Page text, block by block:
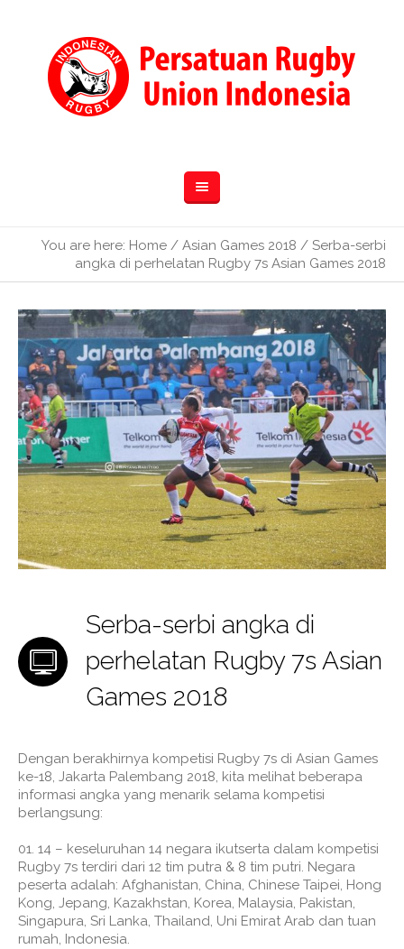
You are here: Home / Asian Games 2018 / Serba-serbi
angka di perhelatan Rugby 7s Asian Games 2018
Serba-serbi angka di
perhelatan Rugby 7s Asian
Games 2018
Dengan berakhirnya kompetisi Rugby 7s di Asian Games
ke-18, Jakarta Palembang 2018, kita melihat beberapa
informasi angka yang menarik selama kompetisi
berlangsung:
14 – keseluruhan 14 negara ikutserta dalam kompetisi
Rugby 7s terdiri dari 12 tim putra & 8 tim putri. Negara
peserta adalah: Afghanistan, China, Chinese Taipei, Hong
Kong, Jepang, Kazakhstan, Korea, Malaysia, Pakistan,
Singapura, Sri Lanka, Thailand, Uni Emirat Arab dan tuan
rumah, Indonesia.